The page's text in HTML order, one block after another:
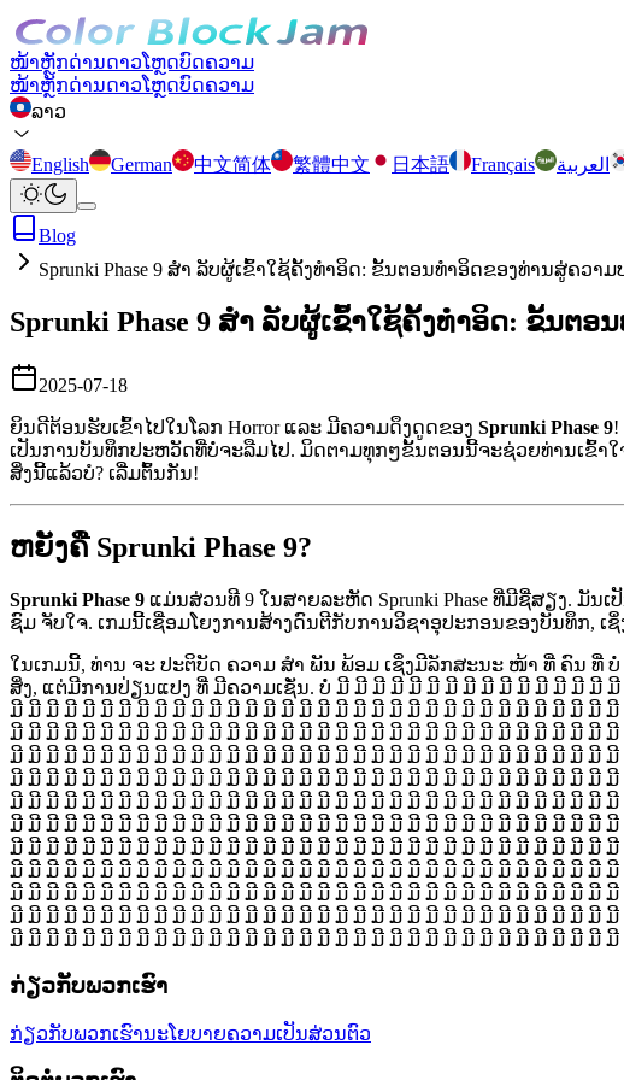
ໜ້າຫຼັກດ່ານດາວໂຫຼດບົດຄວາມ
ໜ້າຫຼັກດ່ານດາວໂຫຼດບົດຄວາມ
ລາວ
English German 中文简体 繁體中文 日本語 Français العربية
Blog
Sprunki Phase 9 ສຳ ລັບຜູ້ເຂົ້າໃຊ້ຄັ້ງທໍາອິດ: ຂັ້ນຕອນທໍາອິດຂອງທ່ານສູ່ຄວາ
Sprunki Phase 9 ສຳ ລັບຜູ້ເຂົ້າໃຊ້ຄັ້ງທໍາອິດ: ຂັ້ນຕ
2025-07-18
ຍິນດີຕ້ອນຮັບເຂົ້າໄປໃນໂລກ Horror ແລະ ມີຄວາມດຶງດູດຂອງ Sprunki Phase 9!
ເປັນການບັນທຶກປະຫວັດທີ່ບໍ່ຈະລືມໄປ. ມິດຕາມທຸກໆຂັ້ນຕອນນີ້ຈະຊ່ວຍທ່ານເຂົ້າ
ສິ່ງນີ້ແລ້ວບໍ? ເລີ່ມຕົ້ນກັນ!
ຫຍັງຄື Sprunki Phase 9?
Sprunki Phase 9 ແມ່ນສ່ວນທີ 9 ໃນສາຍລະຫັດ Sprunki Phase ທີ່ມີຊື່ສຽງ.
ຊົມ ຈັບໃຈ. ເກມນີ້ເຊື່ອມໂຍງການສ້າງດົນຕີກັບການວິຊາອຸປະກອນຂອງບັນທຶກ,
ໃນເກມນີ້, ທ່ານ ຈະ ປະຕິບັດ ຄວາມ ສຳ ພັນ ພ້ອມ ເຊິ່ງມີລັກສະນະ ໜ້າ ທີ່ ຄົນ ທີ່
ສິ່ງ, ແຕ່ມີການປ່ຽນແປງ ທີ່ ມີຄວາມເຊັ່ນ. ບໍ່ ມີ ມີ ມີ ມີ ມີ ມີ ມີ ມີ ມີ ມີ ມີ ມີ ມີ ມີ ມີ
ມີ ມີ ມີ ມີ ມີ ມີ ມີ ມີ ມີ ມີ ມີ ມີ ມີ ມີ ມີ ມີ ມີ ມີ ມີ ມີ ມີ ມີ ມີ ມີ ມີ ມີ ມີ ມີ ມີ ມີ ມີ ມີ ມີ
ມີ ມີ ມີ ມີ ມີ ມີ ມີ ມີ ມີ ມີ ມີ ມີ ມີ ມີ ມີ ມີ ມີ ມີ ມີ ມີ ມີ ມີ ມີ ມີ ມີ ມີ ມີ ມີ ມີ ມີ ມີ ມີ ມີ
ມີ ມີ ມີ ມີ ມີ ມີ ມີ ມີ ມີ ມີ ມີ ມີ ມີ ມີ ມີ ມີ ມີ ມີ ມີ ມີ ມີ ມີ ມີ ມີ ມີ ມີ ມີ ມີ ມີ ມີ ມີ ມີ ມີ
ມີ ມີ ມີ ມີ ມີ ມີ ມີ ມີ ມີ ມີ ມີ ມີ ມີ ມີ ມີ ມີ ມີ ມີ ມີ ມີ ມີ ມີ ມີ ມີ ມີ ມີ ມີ ມີ ມີ ມີ ມີ ມີ ມີ
ມີ ມີ ມີ ມີ ມີ ມີ ມີ ມີ ມີ ມີ ມີ ມີ ມີ ມີ ມີ ມີ ມີ ມີ ມີ ມີ ມີ ມີ ມີ ມີ ມີ ມີ ມີ ມີ ມີ ມີ ມີ ມີ ມີ
ມີ ມີ ມີ ມີ ມີ ມີ ມີ ມີ ມີ ມີ ມີ ມີ ມີ ມີ ມີ ມີ ມີ ມີ ມີ ມີ ມີ ມີ ມີ ມີ ມີ ມີ ມີ ມີ ມີ ມີ ມີ ມີ ມີ
ມີ ມີ ມີ ມີ ມີ ມີ ມີ ມີ ມີ ມີ ມີ ມີ ມີ ມີ ມີ ມີ ມີ ມີ ມີ ມີ ມີ ມີ ມີ ມີ ມີ ມີ ມີ ມີ ມີ ມີ ມີ ມີ ມີ
ມີ ມີ ມີ ມີ ມີ ມີ ມີ ມີ ມີ ມີ ມີ ມີ ມີ ມີ ມີ ມີ ມີ ມີ ມີ ມີ ມີ ມີ ມີ ມີ ມີ ມີ ມີ ມີ ມີ ມີ ມີ ມີ ມີ
ມີ ມີ ມີ ມີ ມີ ມີ ມີ ມີ ມີ ມີ ມີ ມີ ມີ ມີ ມີ ມີ ມີ ມີ ມີ ມີ ມີ ມີ ມີ ມີ ມີ ມີ ມີ ມີ ມີ ມີ ມີ ມີ ມີ
ມີ ມີ ມີ ມີ ມີ ມີ ມີ ມີ ມີ ມີ ມີ ມີ ມີ ມີ ມີ ມີ ມີ ມີ ມີ ມີ ມີ ມີ ມີ ມີ ມີ ມີ ມີ ມີ ມີ ມີ ມີ ມີ ມີ
ມີ ມີ ມີ ມີ ມີ ມີ ມີ ມີ ມີ ມີ ມີ ມີ ມີ ມີ ມີ ມີ ມີ ມີ ມີ ມີ ມີ ມີ ມີ ມີ ມີ ມີ ມີ ມີ ມີ ມີ ມີ ມີ ມີ ມີ
ກ່ຽວກັບພວກເຮົາ
ກ່ຽວກັບພວກເຮົານະໂຍບາຍຄວາມເປັນສ່ວນຕົວ